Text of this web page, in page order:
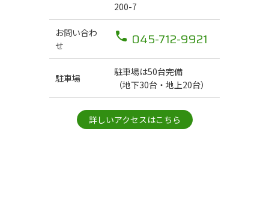
200-7
お問い合わ
せ
045-712-9921
駐車場
駐車場は50台完備
（地下30台・地上20台）
詳しいアクセスはこちら